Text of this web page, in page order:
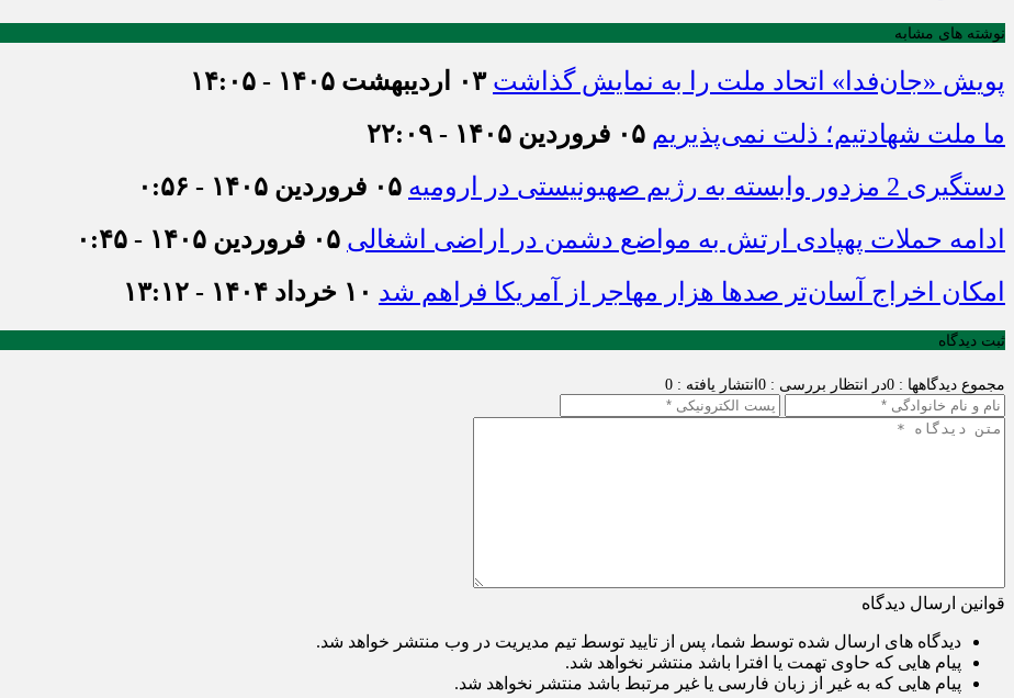
نوشته های مشابه
پویش «جان‌فدا» اتحاد ملت را به نمایش گذاشت ۰۳ اردیبهشت ۱۴۰۵ - ۱۴:۰۵
ما ملت شهادتیم؛ ذلت نمی‌پذیریم ۰۵ فروردین ۱۴۰۵ - ۲۲:۰۹
دستگیری 2 مزدور وابسته به رژیم صهیونیستی در ارومیه
۰۵ فروردین ۱۴۰۵ - ۰:۵۶
ادامه حملات پهپادی ارتش به مواضع دشمن در اراضی اشغالی ۰۵ فروردین ۱۴۰۵ - ۰:۴۵
امکان اخراج آسان‌تر صدها هزار مهاجر از آمریکا فراهم شد ۱۰ خرداد ۱۴۰۴ - ۱۳:۱۲
ثبت دیدگاه
مجموع دیدگاهها : 0 در انتظار بررسی : 0 انتشار یافته : 0
قوانین ارسال دیدگاه
دیدگاه های ارسال شده توسط شما، پس از تایید توسط تیم مدیریت در وب منتشر خواهد شد.
پیام هایی که حاوی تهمت یا افترا باشد منتشر نخواهد شد.
پیام هایی که به غیر از زبان فارسی یا غیر مرتبط باشد منتشر نخواهد شد.